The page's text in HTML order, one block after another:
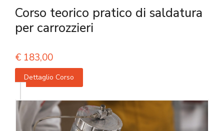
Corso teorico pratico di saldatura
per carrozzieri
€ 183,00
Dettaglio Corso